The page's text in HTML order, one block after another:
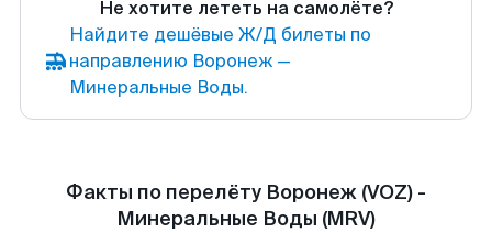
Не хотите лететь на самолёте?
Найдите дешёвые Ж/Д билеты по
направлению Воронеж —
Минеральные Воды.
Факты по перелёту Воронеж (VOZ) -
Минеральные Воды (MRV)